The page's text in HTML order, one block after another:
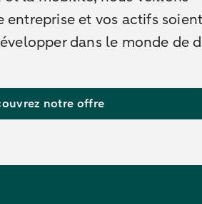
entreprise et vos actifs soient
dans le monde de
notre offre